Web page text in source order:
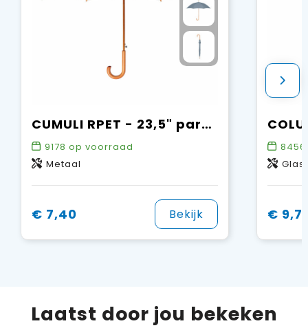
CUMULI RPET - 23,5" paraplu RPET
9178 op voorraad
Metaal
€ 7,40 Bekijk
8456
Glas
€
Laatst door jou bekeken